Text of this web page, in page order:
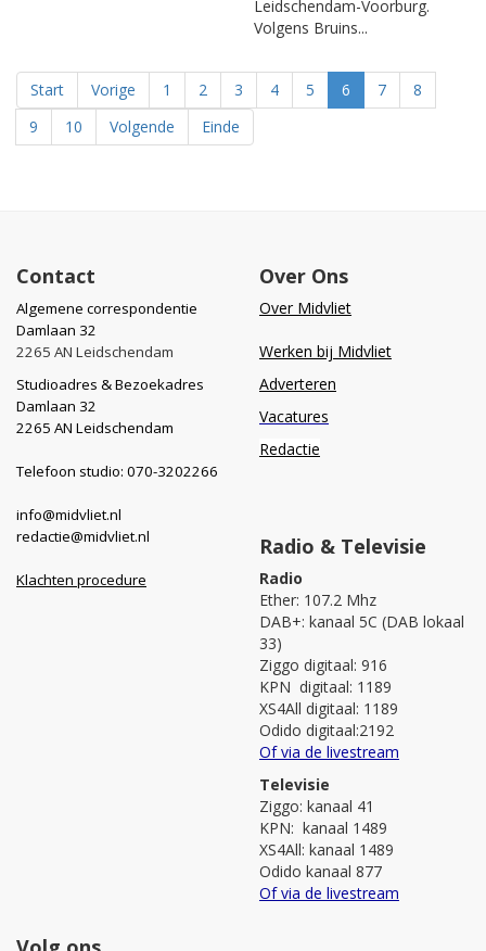
Leidschendam-Voorburg.
Volgens Bruins...
Start Vorige 1 2 3 4 5 6 7
8
9
10 Volgende Einde
Contact
Algemene correspondentie
Damlaan 32
2265 AN Leidschendam
Studioadres & Bezoekadres
Damlaan 32
2265 AN Leidschendam
Telefoon studio: 070-3202266
info@midvliet.nl
redactie@midvliet.nl
Klachten procedure
Over Ons
Over Midvliet
Werken bij Midvliet
Adverteren
Vacatures
Redactie
Radio & Televisie
Radio
Ether: 107.2 Mhz
DAB+: kanaal 5C (DAB lokaal
33)
Ziggo digitaal: 916
KPN digitaal: 1189
XS4All digitaal: 1189
Odido digitaal:2192
Of via de livestream
Televisie
Ziggo: kanaal 41
KPN: kanaal 1489
XS4All: kanaal 1489
Odido kanaal 877
Of via de livestream